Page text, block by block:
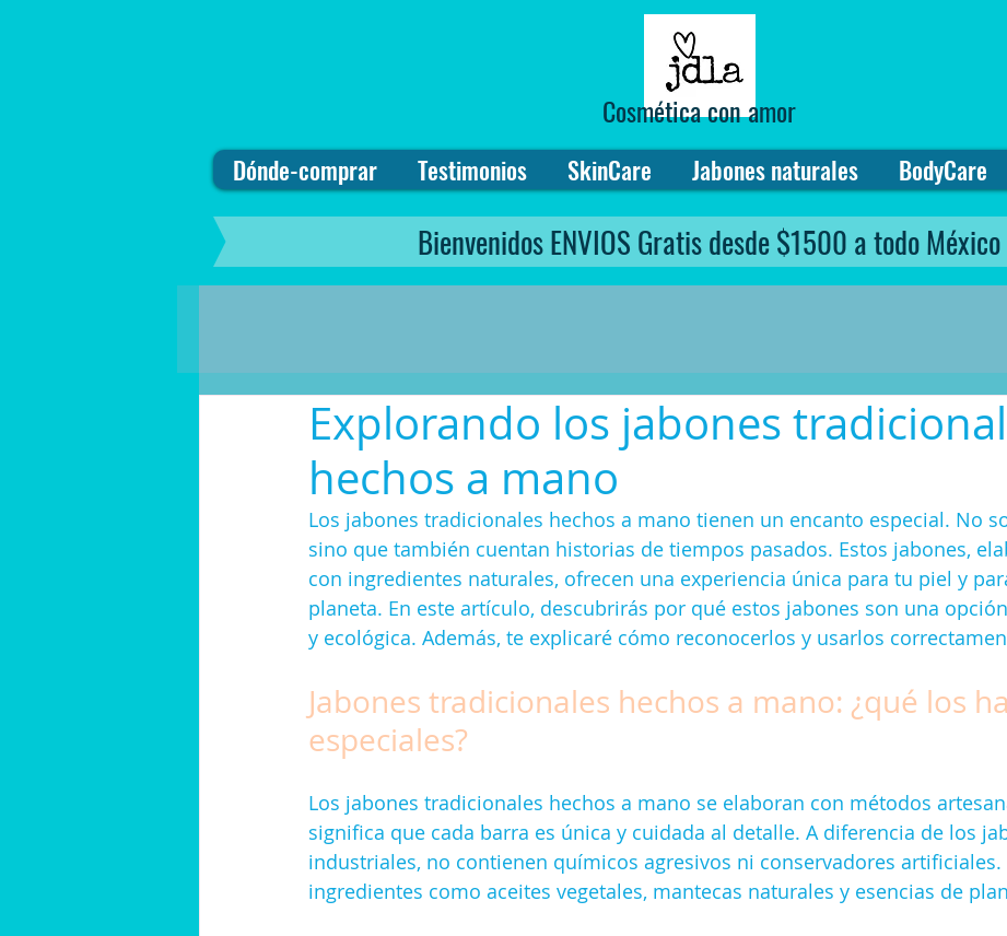
Cosmética con amor
Dónde-comprar Testimonios SkinCare Jabones naturales BodyCare
Bienvenidos ENVIOS Gratis desde $1500 a todo México
Explorando los jabones
hechos a mano
Los jabones tradicionales hechos a mano tienen un encanto especial. No
sino que también cuentan historias de tiempos pasados. Estos jabones,
con ingredientes naturales, ofrecen una experiencia única para tu piel y
planeta. En este artículo, descubrirás por qué estos jabones son una
y ecológica. Además, te explicaré cómo reconocerlos y usarlos
Jabones tradicionales hechos a mano: ¿qué los
especiales?
Los jabones tradicionales hechos a mano se elaboran con métodos
significa que cada barra es única y cuidada al detalle. A diferencia de los
industriales, no contienen químicos agresivos ni conservadores artificiales.
ingredientes como aceites vegetales, mantecas naturales y esencias de